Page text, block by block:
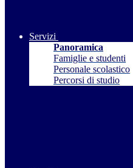
Servizi
Panoramica
Famiglie e studenti
Personale scolastico
Percorsi di studio